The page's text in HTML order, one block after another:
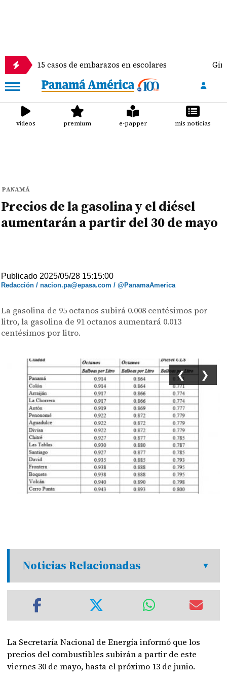
casos de embarazos en escolares Gimnasta
videos premium e-papper mis noticias
PANAMÁ
Precios de la gasolina y el diésel
aumentarán a partir del 30 de mayo
Publicado 2025/05/28 15:15:00
Redacción / nacion.pa@epasa.com / @PanamaAmerica
La gasolina de 95 octanos subirá 0.008 centésimos por
litro, la gasolina de 91 octanos aumentará 0.013
centésimos por litro.
❮ ❯
Noticias Relacionadas
La Secretaría Nacional de Energía informó que los
precios del combustibles subirán a partir de este
viernes 30 de mayo, hasta el próximo 13 de junio.